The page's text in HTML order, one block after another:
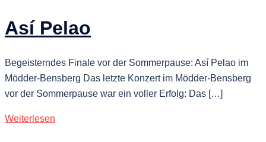
Así Pelao
Begeisterndes Finale vor der Sommerpause: Así Pelao im
Mödder-Bensberg Das letzte Konzert im Mödder-Bensberg
vor der Sommerpause war ein voller Erfolg: Das […]
Weiterlesen